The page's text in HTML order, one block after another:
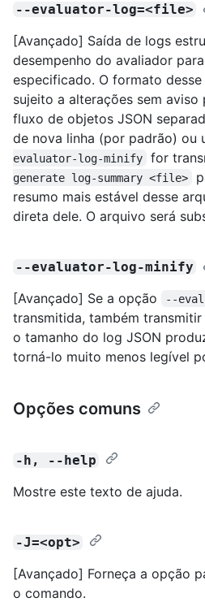
--evaluator-log=<file>
[Avançado] Saída de logs
desempenho do avaliador
especificado. O formato
sujeito a alterações sem aviso
fluxo de objetos JSON
de nova linha (por padrão) ou
evaluator-log-minify
for
generate log-summary <file>
resumo mais estável desse
direta dele. O arquivo será
--evaluator-log-minify
[Avançado] Se a opção --
transmitida, também
o tamanho do log JSON
torná-lo muito menos legível
Opções comuns
-h, --help
Mostre este texto de ajuda.
-J=<opt>
[Avançado] Forneça a opção
o comando.